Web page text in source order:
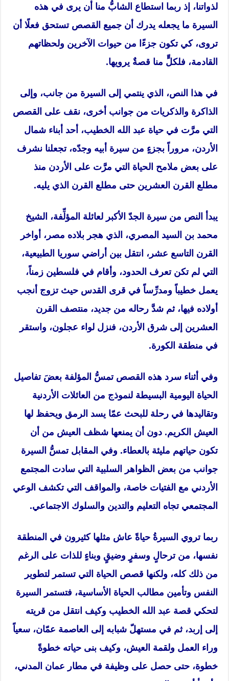
لذواتنا، إذ ربما استطاع الشابُّ منا أن يرى في هذه
السيرة ما يجعله يدرك أن جميع القصص تستحق فعلًا أن
تروى، كي تكون جزءًا من حيوات الآخرين ولحظاتهم
القادمة، فلكلٍّ منا قصةٌ يرويها.
في هذا النص، الذي ينتمي إلى السيرة من جانب، وإلى
الذاكرة والذكريات من جوانب أخرى، نقف على القصص
التي مرَّت في حياة عبد الله الخطيب، أحد أبناء شمال
الأردن، مروراً بجزءٍ من سيرة أبيه وجدّه، تجعلنا نشرف
على بعض ملامح الحياة التي مرَّت على الأردن منذ
مطلع القرن العشرين حتى مطلع القرن الذي يليه.
يبدأ النص من سيرة الجدّ الأكبر لعائلة المؤلِّفة، الشيخ
محمد بن السيد المصري، الذي هجر بلاده مصر، أواخر
القرن التاسع عشر، انتقل بين أراضي سوريا الطبيعية،
التي لم تكن تعرف الحدود، وأقام في فلسطين زمناً،
يعمل خطيباً ومدرِّساً في قرى القدس حيث تزوج أنجب
أولاده فيها، ثم شدَّ رحاله من جديد، منتصف القرن
العشرين إلى شرق الأردن، فنزل لواء عجلون، واستقر
في منطقة الكورة.
وفي أثناء سرد هذه القصص تمسُّ المؤلفة بعضَ تفاصيل
الحياة اليومية البسيطة لنموذج من العائلات الأردنية
وتقاليدها في رحلة للبحث عمّا يسد الرمق ويحفظ لها
العيش الكريم. دون أن يمنعها شظف العيش من أن
تكون حياتهم مليئة بالعطاء. وفي المقابل تمسُّ السيرة
جوانب من بعض الظواهر السلبية التي سادت المجتمع
الأردني مع الفتيات خاصة، والمواقف التي تكشف الوعي
المجتمعي تجاه التعليم والتدين والسلوك الاجتماعي.
ربما تروي السيرةُ حياةً عاش مثلها كثيرون في المنطقة
نفسها، من ترحالٍ وسفرٍ وضيقٍ وبناءٍ للذات على الرغم
من ذلك كله، ولكنها قصص الحياة التي تستمر لتطوير
النفس وتأمين مطالب الحياة الأساسية، فتستمر السيرة
لتحكي قصة عبد الله الخطيب وكيف انتقل من قريته
إلى إربد، ثم في مستهلّ شبابه إلى العاصمة عمّان، سعياً
وراء العمل ولقمة العيش، وكيف بنى حياته خطوةً
خطوة، حتى حصل على وظيفة في مطار عمان المدني،